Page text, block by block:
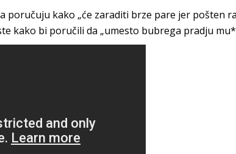
poručuju kako „će zaraditi brze pare jer pošten
kako bi poručili da „umesto bubrega pradju